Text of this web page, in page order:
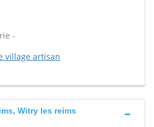
-
village artisan
Witry les reims